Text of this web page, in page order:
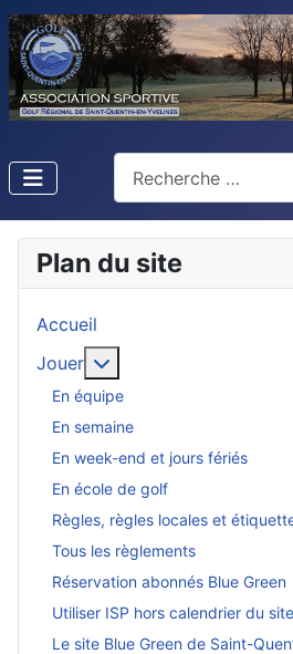
Plan du site
Accueil
Jouer
En équipe
En semaine
En week-end et jours fériés
En école de golf
Règles, règles locales et
Tous les règlements
Réservation abonnés Blue Green
Utiliser ISP hors calendrier du site
Le site Blue Green de Saint-